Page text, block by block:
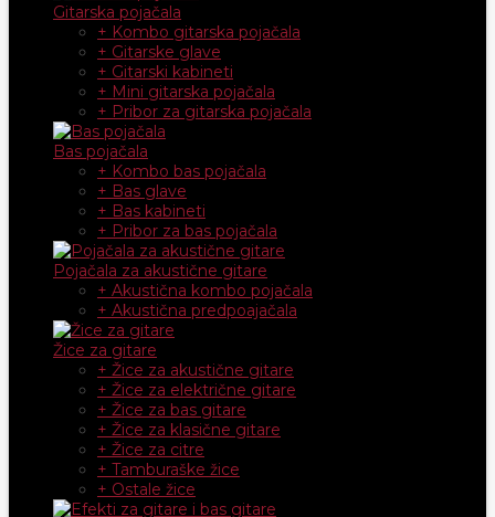
Gitarska pojačala
+ Kombo gitarska pojačala
+ Gitarske glave
+ Gitarski kabineti
+ Mini gitarska pojačala
+ Pribor za gitarska pojačala
Bas pojačala
+ Kombo bas pojačala
+ Bas glave
+ Bas kabineti
+ Pribor za bas pojačala
Pojačala za akustične gitare
+ Akustična kombo pojačala
+ Akustična predpoajačala
Žice za gitare
+ Žice za akustične gitare
+ Žice za električne gitare
+ Žice za bas gitare
+ Žice za klasične gitare
+ Žice za citre
+ Tamburaške žice
+ Ostale žice